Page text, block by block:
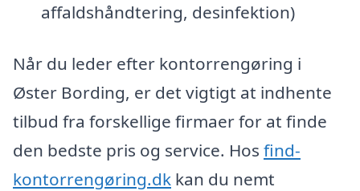
affaldshåndtering, desinfektion)
Når du leder efter kontorrengøring i
Øster Bording, er det vigtigt at indhente
tilbud fra forskellige firmaer for at finde
den bedste pris og service. Hos find-
kontorrengøring.dk kan du nemt